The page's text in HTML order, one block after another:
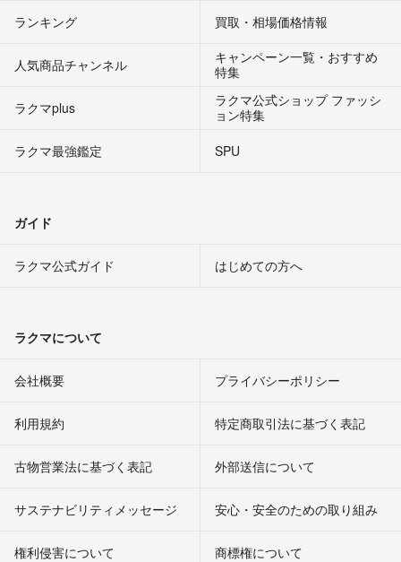
ランキング 買取・相場価格情報
人気商品チャンネル
キャンペーン一覧・おすすめ
特集
ラクマplus
ラクマ公式ショップ ファッシ
ョン特集
ラクマ最強鑑定
SPU
ガイド
ラクマ公式ガイド はじめての方へ
ラクマについて
会社概要 プライバシーポリシー
利用規約 特定商取引法に基づく表記
古物営業法に基づく表記 外部送信について
サステナビリティメッセージ 安心・安全のための取り組み
権利侵害について
商標権について